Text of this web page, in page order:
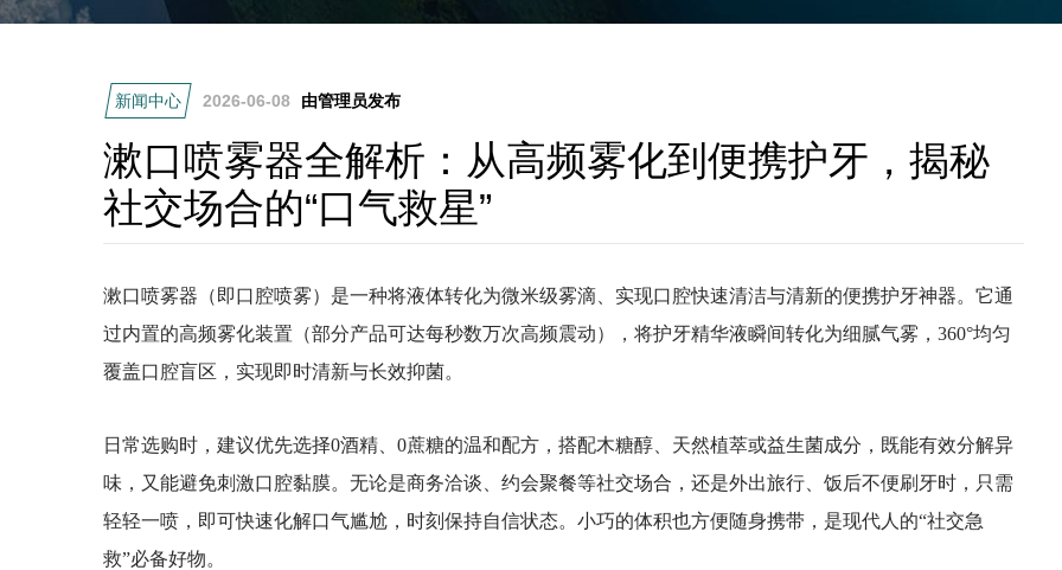
新闻中心 2026-06-08 由管理员发布
漱口喷雾器全解析：从高频雾化到便携护牙，揭秘
社交场合的“口气救星”
漱口喷雾器（即口腔喷雾）是一种将液体转化为微米级雾滴、实现口腔快速清洁与清新的便携护牙神器。它通
过内置的高频雾化装置（部分产品可达每秒数万次高频震动），将护牙精华液瞬间转化为细腻气雾，360°均匀
覆盖口腔盲区，实现即时清新与长效抑菌。
日常选购时，建议优先选择0酒精、0蔗糖的温和配方，搭配木糖醇、天然植萃或益生菌成分，既能有效分解异
味，又能避免刺激口腔黏膜。无论是商务洽谈、约会聚餐等社交场合，还是外出旅行、饭后不便刷牙时，只需
轻轻一喷，即可快速化解口气尴尬，时刻保持自信状态。小巧的体积也方便随身携带，是现代人的“社交急
救”必备好物。